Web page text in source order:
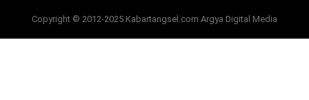
Copyright © 2012-2025 Kabartangsel.com Argya Digital Media